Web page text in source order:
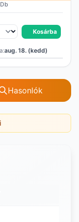
Db
Kosárba
aug. 18. (kedd)
Hasonlók